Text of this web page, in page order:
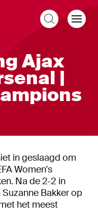
Ajax
|
in geslaagd om
Women's
Na de 2-2 in
Bakker op
het meest